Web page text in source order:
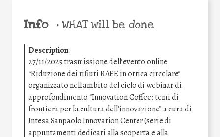
Info •WHAT will be done
Description:
27/11/2025 trasmissione dell’evento online
“Riduzione dei rifiuti RAEE in ottica circolare”
organizzato nell’ambito del ciclo di webinar di
approfondimento “Innovation Coffee: temi di
frontiera per la cultura dell’innovazione” a cura di
Intesa Sanpaolo Innovation Center (serie di
appuntamenti dedicati alla scoperta e alla